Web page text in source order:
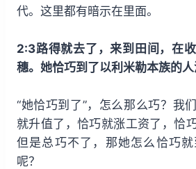
代。这里都有暗示在里面。
2:3路得就去了，来到田间，在
穗。她恰巧到了以利米勒本族的人
“她恰巧到了”，怎么那么巧？我
就升值了，恰巧就涨工资了，恰
但是总巧不了，那她怎么恰巧
呢？